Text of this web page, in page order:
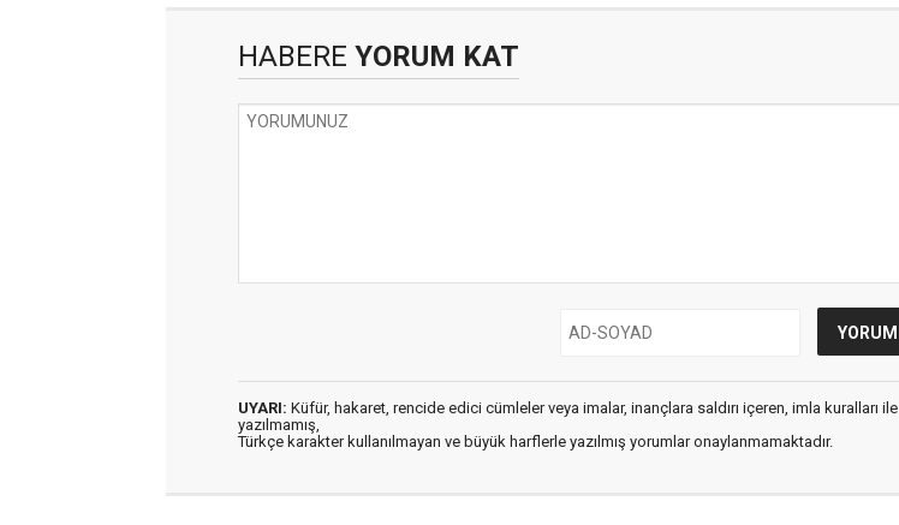
HABERE YORUM KAT
UYARI: Küfür, hakaret, rencide edici cümleler veya imalar, inançlara saldırı içeren, imla kuralları ile
yazılmamış,
Türkçe karakter kullanılmayan ve büyük harflerle yazılmış yorumlar onaylanmamaktadır.